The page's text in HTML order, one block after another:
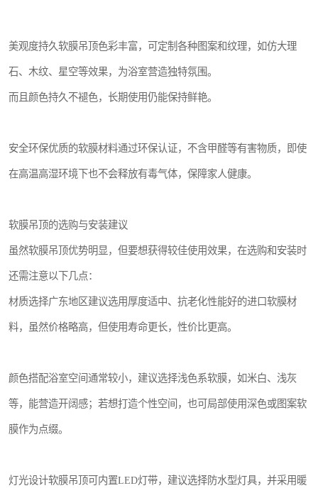
美观度持久软膜吊顶色彩丰富，可定制各种图案和纹理，如仿大理
石、木纹、星空等效果，为浴室营造独特氛围。
而且颜色持久不褪色，长期使用仍能保持鲜艳。
安全环保优质的软膜材料通过环保认证，不含甲醛等有害物质，即使
在高温高湿环境下也不会释放有毒气体，保障家人健康。
软膜吊顶的选购与安装建议
虽然软膜吊顶优势明显，但要想获得较佳使用效果，在选购和安装时
还需注意以下几点：
材质选择广东地区建议选用厚度适中、抗老化性能好的进口软膜材
料，虽然价格略高，但使用寿命更长，性价比更高。
颜色搭配浴室空间通常较小，建议选择浅色系软膜，如米白、浅灰
等，能营造开阔感；若想打造个性空间，也可局部使用深色或图案软
膜作为点缀。
灯光设计软膜吊顶可内置LED灯带，建议选择防水型灯具，并采用暖